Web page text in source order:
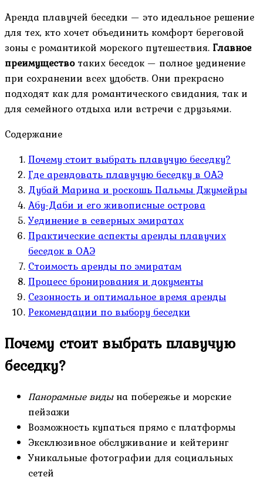
Аренда плавучей беседки — это идеальное решение
для тех, кто хочет объединить комфорт береговой
зоны с романтикой морского путешествия. Главное
преимуществотаких беседок — полное уединение
при сохранении всех удобств. Они прекрасно
подходят как для романтического свидания, так и
для семейного отдыха или встречи с друзьями.
Содержание
Почему стоит выбрать плавучую беседку?
Где арендовать плавучую беседку в ОАЭ
Дубай Марина и роскошь Пальмы Джумейры
Абу-Даби и его живописные острова
Уединение в северных эмиратах
Практические аспекты аренды плавучих
беседок в ОАЭ
Стоимость аренды по эмиратам
Процесс бронирования и документы
Сезонность и оптимальное время аренды
Рекомендации по выбору беседки
Почему стоит выбрать плавучую
беседку?
Панорамные видына побережье и морские
пейзажи
Возможность купаться прямо с платформы
Эксклюзивное обслуживание и кейтеринг
Уникальные фотографии для социальных
сетей